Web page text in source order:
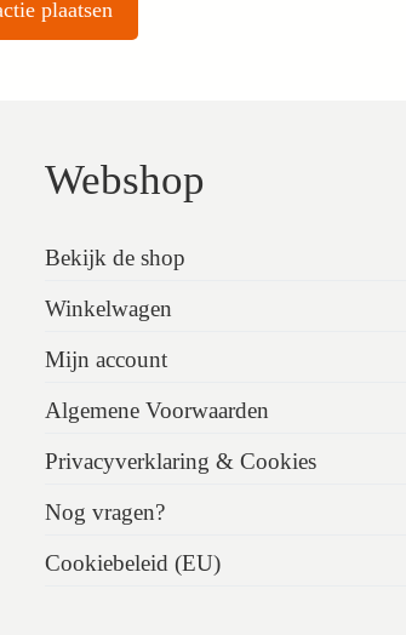
Webshop
Bekijk de shop
Winkelwagen
Mijn account
Algemene Voorwaarden
Privacyverklaring & Cookies
Nog vragen?
Cookiebeleid (EU)